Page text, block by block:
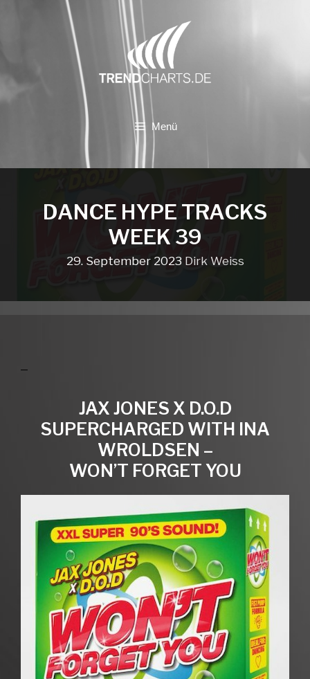
Menü
DANCE HYPE TRACKS
WEEK 39
29. September 2023 Dirk Weiss
JAX JONES X D.O.D
SUPERCHARGED WITH INA
WROLDSEN –
WON’T FORGET YOU